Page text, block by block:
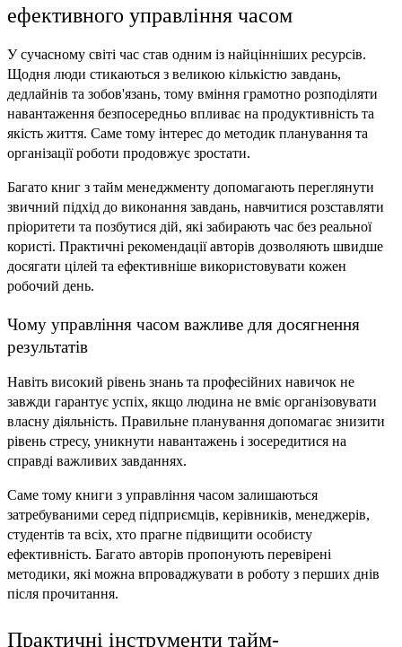
ефективного управління часом
У сучасному світі час став одним із найцінніших ресурсів.
Щодня люди стикаються з великою кількістю завдань,
дедлайнів та зобов'язань, тому вміння грамотно розподіляти
навантаження безпосередньо впливає на продуктивність та
якість життя. Саме тому інтерес до методик планування та
організації роботи продовжує зростати.
Багато книг з тайм менеджменту допомагають переглянути
звичний підхід до виконання завдань, навчитися розставляти
пріоритети та позбутися дій, які забирають час без реальної
користі. Практичні рекомендації авторів дозволяють швидше
досягати цілей та ефективніше використовувати кожен
робочий день.
Чому управління часом важливе для досягнення
результатів
Навіть високий рівень знань та професійних навичок не
завжди гарантує успіх, якщо людина не вміє організовувати
власну діяльність. Правильне планування допомагає знизити
рівень стресу, уникнути навантажень і зосередитися на
справді важливих завданнях.
Саме тому книги з управління часом залишаються
затребуваними серед підприємців, керівників, менеджерів,
студентів та всіх, хто прагне підвищити особисту
ефективність. Багато авторів пропонують перевірені
методики, які можна впроваджувати в роботу з перших днів
після прочитання.
Практичні інструменти тайм-